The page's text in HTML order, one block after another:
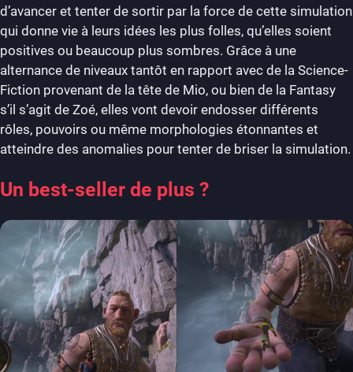
d’avancer et tenter de sortir par la force de cette simulation
qui donne vie à leurs idées les plus folles, qu’elles soient
positives ou beaucoup plus sombres. Grâce à une
alternance de niveaux tantôt en rapport avec de la Science-
Fiction provenant de la tête de Mio, ou bien de la Fantasy
s’il s’agit de Zoé, elles vont devoir endosser différents
rôles, pouvoirs ou même morphologies étonnantes et
atteindre des anomalies pour tenter de briser la simulation.
Un best-seller de plus ?